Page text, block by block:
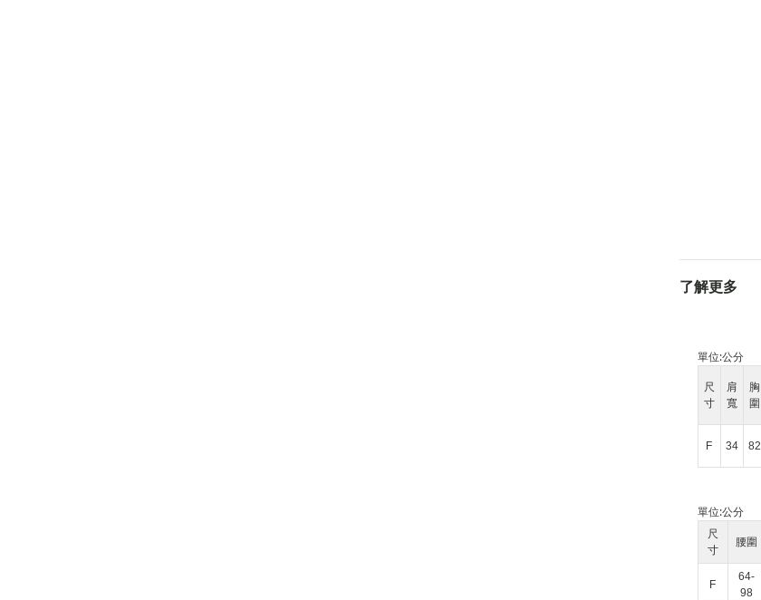
了解更多
單位:公分
尺
寸
肩
寬
胸
圍
F 34 82
單位:公分
尺
寸
腰圍
F
64-
98